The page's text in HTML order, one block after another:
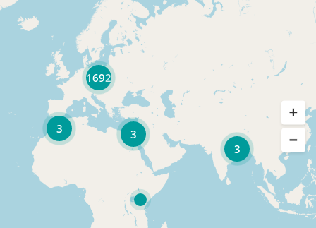
3
3
3
1692